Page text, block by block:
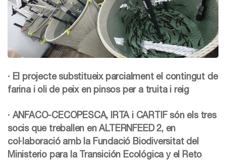
· El projecte substitueix parcialment el contingut de
farina i oli de peix en pinsos per a truita i reig
· ANFACO-CECOPESCA, IRTA i CARTIF són els tres
socis que treballen en ALTERNFEED 2, en
col·laboració amb la Fundació Biodiversitat del
Ministerio para la Transición Ecológica y el Reto